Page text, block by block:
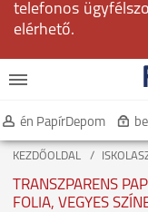
telefonos
elérhető.
én PapírDepom
KEZDŐOLDAL
TRANSZPARENS
FOLIA, VEGYES